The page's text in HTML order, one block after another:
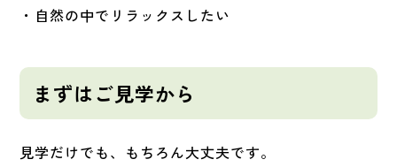
・自然の中でリラックスしたい
まずはご見学から
見学だけでも、もちろん大丈夫です。